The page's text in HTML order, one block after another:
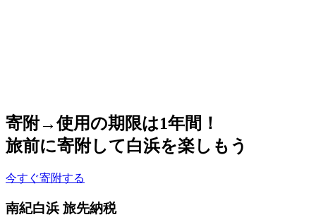
寄附→使用の期限は1年間！
旅前に寄附して白浜を楽しもう
今すぐ寄附する
南紀白浜 旅先納税